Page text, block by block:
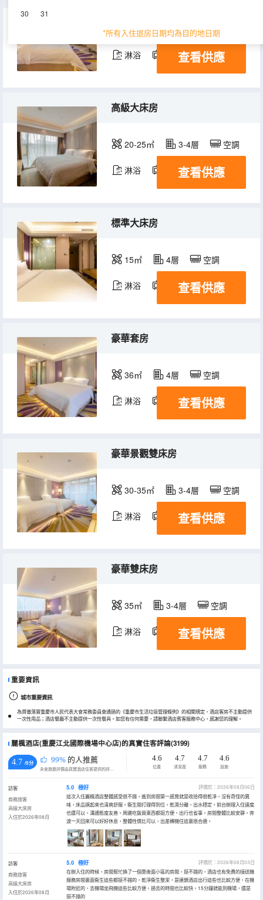
30 31
*所有入住退房日期均為目的地日期
20-25㎡ 3-4層
淋浴 電視機 冰箱
查看供應
高級大床房
20-25㎡ 3-4層 空調
淋浴 電視機 冰箱
查看供應
標準大床房
15㎡ 4層 空調
淋浴 電視機 冰箱
查看供應
豪華套房
36㎡ 4層 空調
淋浴 電視機 冰箱
查看供應
豪華景觀雙床房
30-35㎡ 3-4層 空調
淋浴 電視機 冰箱
查看供應
豪華雙床房
35㎡ 3-4層 空調
淋浴 電視機 冰箱
查看供應
重要資訊
城市重要資訊
為貫徹落實重慶市人民代表大會常務委員會通過的《重慶市生活垃圾管理條例》的相關規定，酒店客房不主動提供
一次性用品；酒店餐廳不主動提供一次性餐具。如您有任何需要，請聯繫酒店賓客服務中心，感謝您的理解。
麗楓酒店(重慶江北國際機場中心店)的真實住客評論(3199)
4.7 /5分 99% 的人推薦
永安旅遊評價由真實酒店住客提供的評價。
4.6
位置
4.7
清潔度
4.7
服務
4.6
設施
訪客
商務旅客
高級大床房
入住於2026年08月
5.0 極好
評價於：2026年08月06日
這次入住麗楓酒店整體感受很不錯，進到房間第一感覺就是收拾得很乾凈，沒有奇怪的異
味，床品摸起來也清爽舒服。衞生間打理得到位，乾濕分離，出水穩定。前台辦理入住速度
也還可以，溝通態度友善。周邊吃飯買東西都挺方便，出行也省事。房間整體比較安靜，奔
波一天回來可以好好休息，整體性價比可以，出差轉機住這裏很合適。
訪客
商務旅客
高級大床房
入住於2026年08月
5.0 極好
評價於：2026年08月03日
在辦入住的時候，房間幫忙換了一個靠後面小區的房間，挺不錯的，酒店也有免費的接送機
服務房間裏面衞生這些都挺不錯的，乾淨衞生整潔，是連鎖酒店出行這些也比較方便，在機
場附近的，去機場坐飛機這些比較方便，過去的時間也比較快，15分鐘就能到機場，還是
挺不錯的